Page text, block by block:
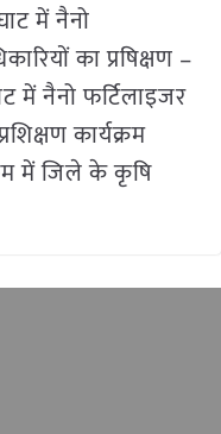
में नैनो
का प्रषिक्षण –
में नैनो फर्टिलाइजर
कार्यक्रम
में जिले के कृषि